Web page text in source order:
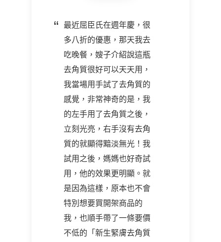
最近屈臣氏在週年慶，很
多八折的優惠，那天我去
吃晚餐，嫂子介紹說這瓶
去角質很好可以天天用，
我當場用手試了去角質的
感覺，非常神奇的是，我
的左手用了去角質之後，
立刻光亮，右手沒有去角
質的就顯得黯淡無光！我
試用之後，媽媽也好奇試
用，他的效果更明顯。就
是因為這樣，原本也不會
特別想要買開架商品的
我，也順手帶了一條要價
不低的「新生緊膚去角質